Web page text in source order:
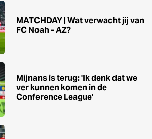
MATCHDAY | Wat verwacht jij van
FC Noah - AZ?
Mijnans is terug: 'Ik denk dat we
ver kunnen komen in de
Conference League'